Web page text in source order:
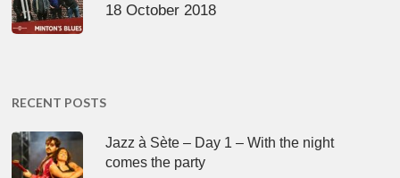
18 October 2018
RECENT POSTS
Jazz à Sète – Day 1 – With the night
comes the party